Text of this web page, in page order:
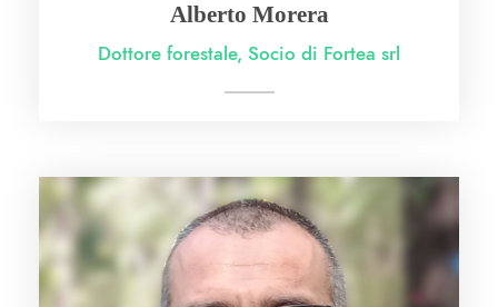
Alberto Morera
Dottore forestale, Socio di Fortea srl